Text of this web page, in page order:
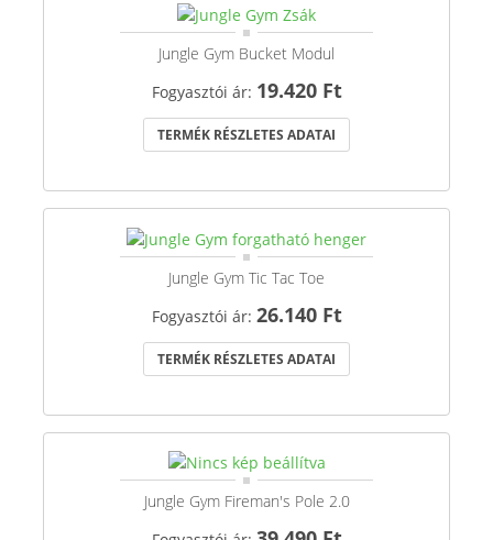
Jungle Gym Bucket Modul
Fogyasztói ár: 19.420 Ft
TERMÉK RÉSZLETES ADATAI
Jungle Gym Tic Tac Toe
Fogyasztói ár: 26.140 Ft
TERMÉK RÉSZLETES ADATAI
Jungle Gym Fireman's Pole 2.0